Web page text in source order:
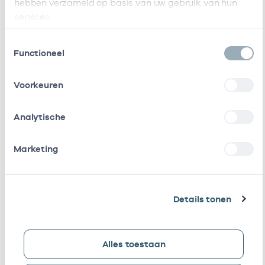
hebben verzameld op basis van uw gebruik van hun
Functioneel
Voorkeuren
Analytische
Marketing
Details tonen
Alles toestaan
Bij deze onderneming werken de volgende
Naam
G.C.A.
Dorp
D.
Eigenaar 01028642 01-07-2020
Straten